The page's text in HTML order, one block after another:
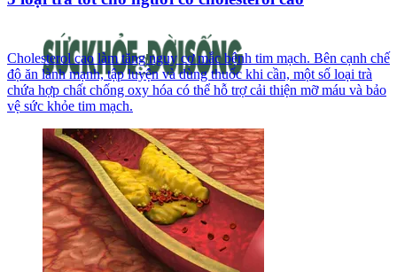
Cholesterol cao làm tăng nguy cơ mắc bệnh tim mạch. Bên cạnh chế
độ ăn lành mạnh, tập luyện và dùng thuốc khi cần, một số loại trà
chứa hợp chất chống oxy hóa có thể hỗ trợ cải thiện mỡ máu và bảo
vệ sức khỏe tim mạch.